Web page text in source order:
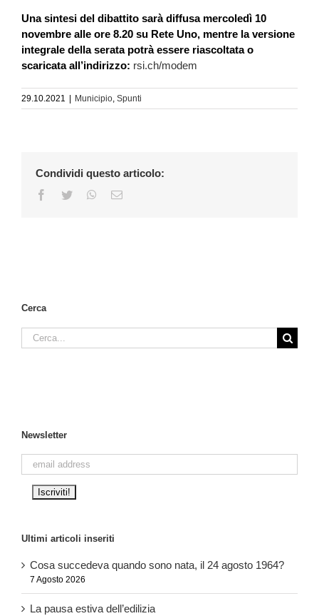
Una sintesi del dibattito sarà diffusa mercoledì 10
novembre alle ore 8.20 su Rete Uno, mentre la versione
integrale della serata potrà essere riascoltata o
scaricata all’indirizzo: rsi.ch/modem
29.10.2021 Municipio, Spunti
Condividi questo articolo:
Facebook
Twitter WhatsApp
Email
Cerca
Cerca
per:
Newsletter
Ultimi articoli inseriti
Cosa succedeva quando sono nata, il 24 agosto 1964?
7 Agosto 2026
La pausa estiva dell’edilizia